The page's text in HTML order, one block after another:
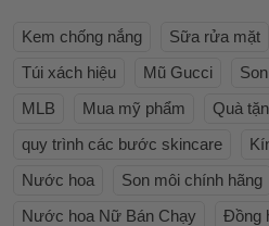
Kem chống nắng Sữa rửa mặt
Túi xách hiệu
Mũ Gucci
MLB
Mua mỹ phẩm Quà
quy trình các bước skincare
Nước hoa
Son môi chính hãng
Nước hoa Nữ Bán Chạy
Đồng